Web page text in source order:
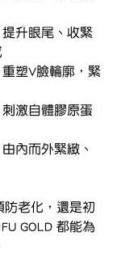
防老化，還是初
GOLD 都能為